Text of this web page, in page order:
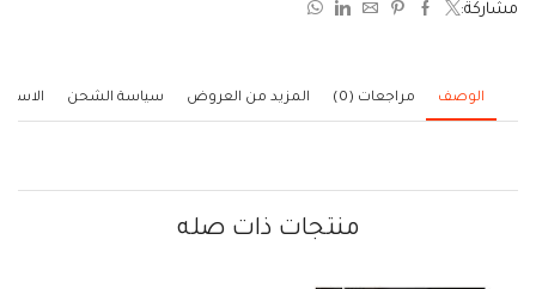
مشاركة:
الوصف مراجعات (0) المزيد من العروض سياسة الشحن
منتجات ذات صله